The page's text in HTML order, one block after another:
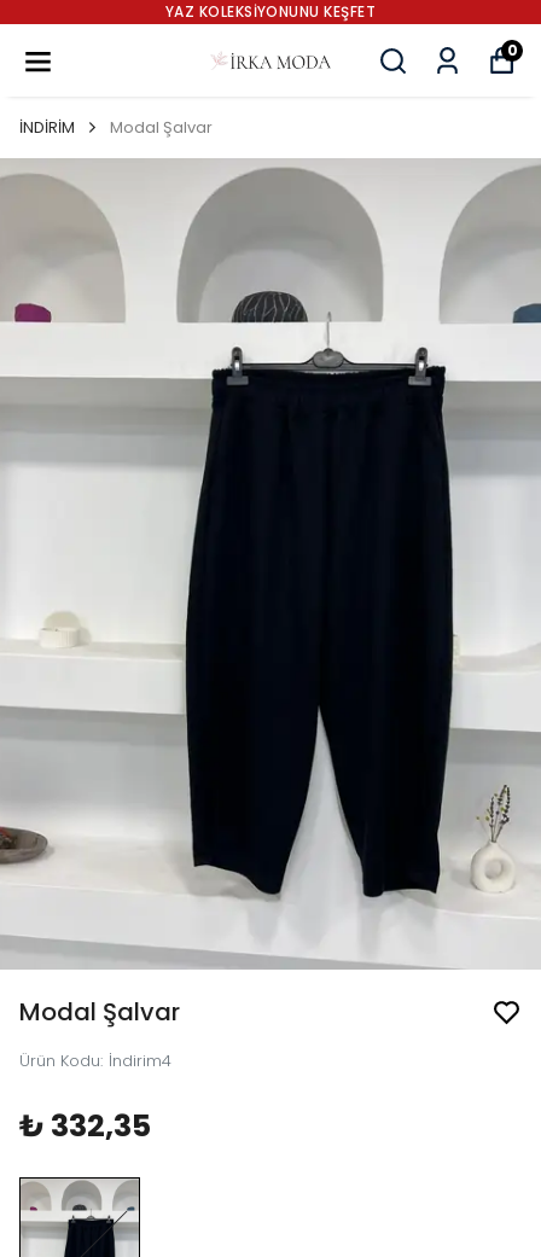
YAZ KOLEKSİYONUNU KEŞFET
0
İNDİRİM Modal Şalvar
Modal Şalvar
Ürün Kodu: İndirim4
₺ 332,35